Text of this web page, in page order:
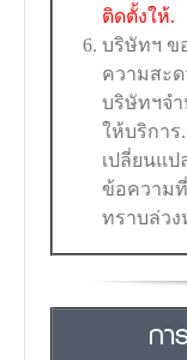
ติดตั้งให้.
บริษัทฯ ข
ความสะ
บริษัทฯจ
ให้บริกา
เปลี่ยนแป
ข้อความ
ทราบล่วง
กา